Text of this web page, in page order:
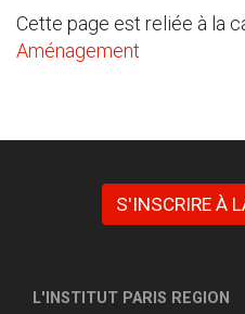
Cette page est reliée à la
Aménagement
S'INSCRIRE À
L'INSTITUT PARIS REGION